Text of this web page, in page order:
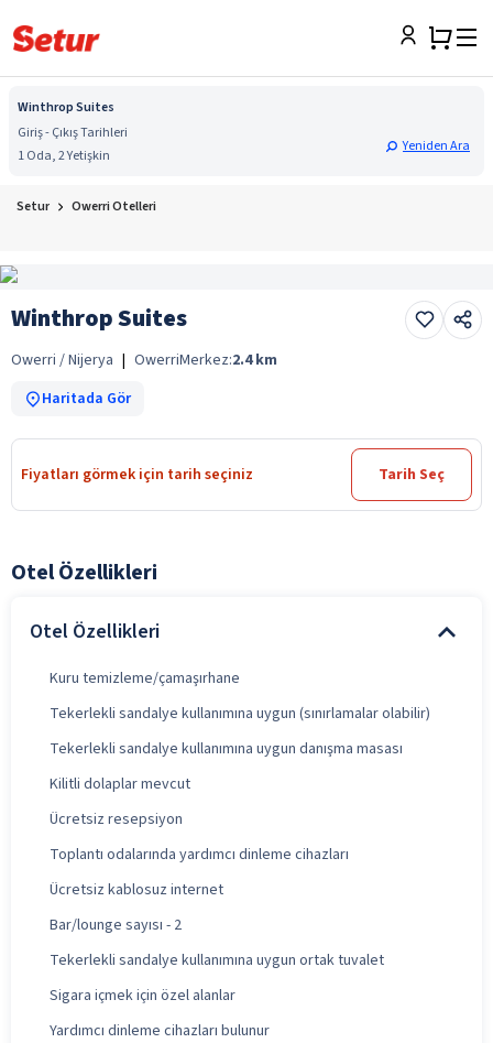
Winthrop Suites
Giriş - Çıkış Tarihleri
1 Oda, 2 Yetişkin
Yeniden Ara
Setur Owerri Otelleri
Winthrop Suites
Owerri / Nijerya | OwerriMerkez:2.4 km
Haritada Gör
Fiyatları görmek için tarih seçiniz Tarih Seç
Otel Özellikleri
Otel Özellikleri
Kuru temizleme/çamaşırhane
Tekerlekli sandalye kullanımına uygun (sınırlamalar olabilir)
Tekerlekli sandalye kullanımına uygun danışma masası
Kilitli dolaplar mevcut
Ücretsiz resepsiyon
Toplantı odalarında yardımcı dinleme cihazları
Ücretsiz kablosuz internet
Bar/lounge sayısı - 2
Tekerlekli sandalye kullanımına uygun ortak tuvalet
Sigara içmek için özel alanlar
Yardımcı dinleme cihazları bulunur